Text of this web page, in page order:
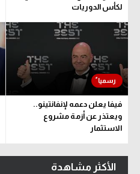
لكأس الدوريات
فيفا يعلن دعمه لإنفانتينو..
ويعتذر عن أزمة مشروع
الاستثمار
الأكثر مشاهدة